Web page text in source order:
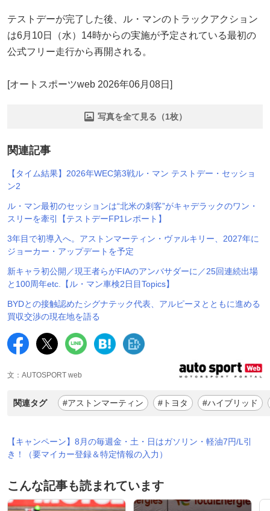
テストデーが完了した後、ル・マンのトラックアクション
は6月10日（水）14時からの実施が予定されている最初の
公式フリー走行から再開される。
[オートスポーツweb 2026年06月08日]
写真を全て見る（1枚）
関連記事
【タイム結果】2026年WEC第3戦ル・マン テストデー・セッショ
ン2
ル・マン最初のセッションは“北米の刺客”がキャデラックのワン・
スリーを牽引【テストデーFP1レポート】
3年目で初導入へ。アストンマーティン・ヴァルキリー、2027年に
ジョーカー・アップデートを予定
新キャラ初公開／現王者らがFIAのアンバサダーに／25回連続出場
と100周年etc.【ル・マン車検2日目Topics】
BYDとの接触認めたシグナテック代表、アルピーヌとともに進める
買収交渉の現在地を語る
文：AUTOSPORT web
関連タグ #アストンマーティン #トヨタ #ハイブリッド
【キャンペーン】8月の毎週金・土・日はガソリン・軽油7円/L引
き！（要マイカー登録＆特定情報の入力）
こんな記事も読まれています